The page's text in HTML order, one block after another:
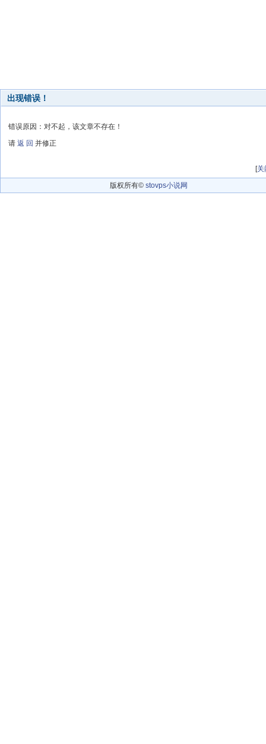
出现错误！
错误原因：对不起，该文章不存在！
请 返 回 并修正
[关
版权所有© stovps小说网